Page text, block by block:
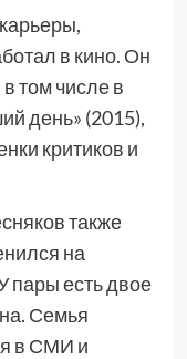
в кино. Он
том числе в
день» (2015),
критиков и
также
на
пары есть двое
Семья
в СМИ и